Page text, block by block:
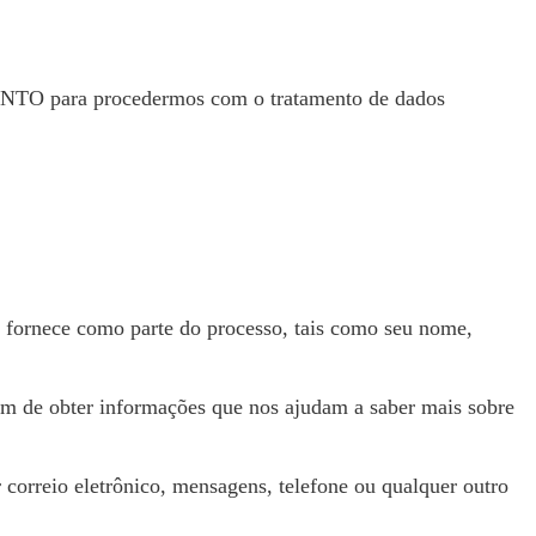
para procedermos com o tratamento de dados
como parte do processo, tais como seu nome,
de obter informações que nos ajudam a saber mais sobre
eletrônico, mensagens, telefone ou qualquer outro